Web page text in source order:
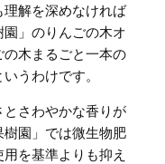
解を深めなければ
」のりんごの木オ
木まるごと一本の
うわけです。
さわやかな香りが
園」では微生物肥
を基準よりも抑え